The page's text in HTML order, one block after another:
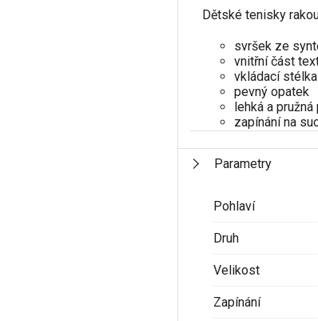
Dětské tenisky
svršek ze
vnitřní část
vkládací stélka
pevný opatek
lehká a
zapínání na
Parametry
Pohlaví
Druh
Velikost
Zapínání